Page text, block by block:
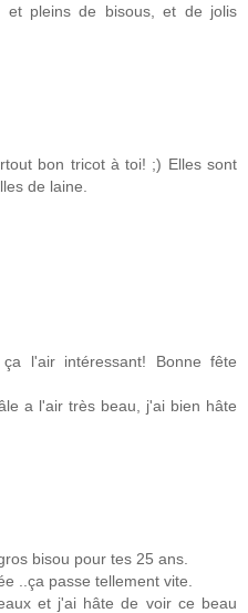
et pleins de bisous, et de jolis
bon tricot à toi! ;) Elles sont
de laine.
l'air intéressant! Bonne fête
a l'air très beau, j'ai bien hâte
bisou pour tes 25 ans.
..ça passe tellement vite.
et j'ai hâte de voir ce beau